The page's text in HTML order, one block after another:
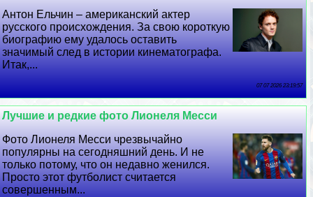
Антон Ельчин – американский актер
русского происхождения. За свою короткую
биографию ему удалось оставить
значимый след в истории кинематографа.
Итак,...
07 07 2026 23:19:57
Лучшие и редкие фото Лионеля Месси
Фото Лионеля Месси чрезвычайно
популярны на сегодняшний день. И не
только потому, что он недавно женился.
Просто этот футболист считается
совершенным...